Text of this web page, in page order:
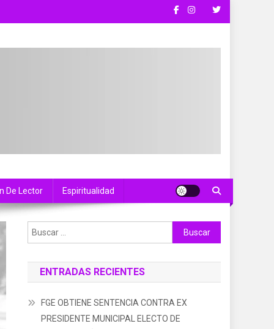
De Lector Espiritualidad
Buscar:
ENTRADAS RECIENTES
FGE OBTIENE SENTENCIA CONTRA EX
PRESIDENTE MUNICIPAL ELECTO DE